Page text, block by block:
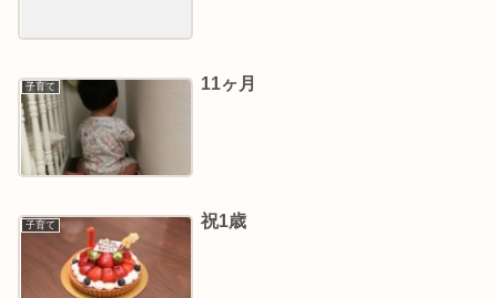
子育て 11ヶ月
子育て 祝1歳